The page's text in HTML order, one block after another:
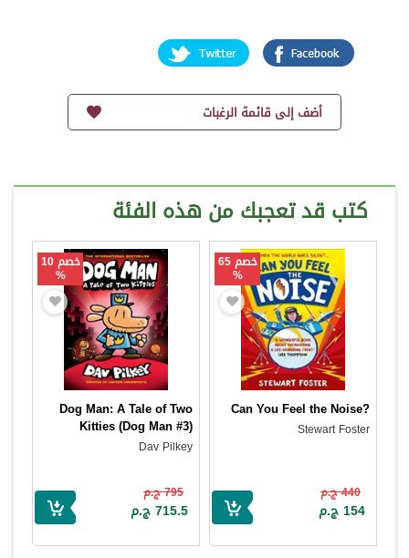
أضف إلى قائمة الرغبات
كتب قد تعجبك من هذه الفئة
خصم 65
%
Can You Feel the Noise?
Stewart Foster
440 ج.م
154 ج.م
خصم 10
%
Dog Man: A Tale of Two
Kitties (Dog Man #3)
Dav Pilkey
795 ج.م
715.5 ج.م